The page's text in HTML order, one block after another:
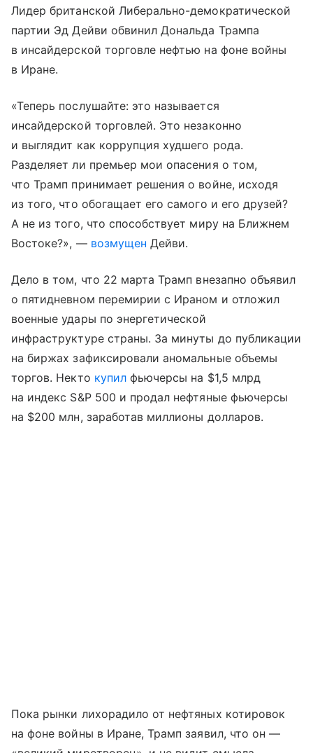
Лидер британской Либерально-демократической
партии Эд Дейви обвинил Дональда Трампа
в инсайдерской торговле нефтью на фоне войны
в Иране.
«Теперь послушайте: это называется
инсайдерской торговлей. Это незаконно
и выглядит как коррупция худшего рода.
Разделяет ли премьер мои опасения о том,
что Трамп принимает решения о войне, исходя
из того, что обогащает его самого и его друзей?
А не из того, что способствует миру на Ближнем
Востоке?», — возмущен Дейви.
Дело в том, что 22 марта Трамп внезапно объявил
о пятидневном перемирии с Ираном и отложил
военные удары по энергетической
инфраструктуре страны. За минуты до публикации
на биржах зафиксировали аномальные объемы
торгов. Некто купилфьючерсы на $1,5 млрд
на индекс S&P 500 и продал нефтяные фьючерсы
на $200 млн, заработав миллионы долларов.
Пока рынки лихорадило от нефтяных котировок
на фоне войны в Иране, Трамп заявил, что он —